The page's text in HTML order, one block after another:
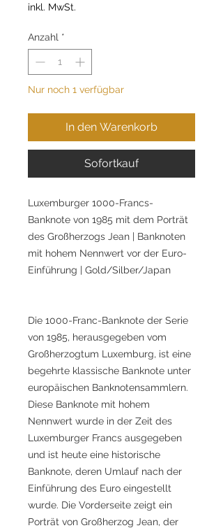
inkl. MwSt.
Anzahl *
Nur noch 1 verfügbar
In den Warenkorb
Sofortkauf
Luxemburger 1000-Francs-
Banknote von 1985 mit dem Porträt
des Großherzogs Jean | Banknoten
mit hohem Nennwert vor der Euro-
Einführung | Gold/Silber/Japan
Die 1000-Franc-Banknote der Serie
von 1985, herausgegeben vom
Großherzogtum Luxemburg, ist eine
begehrte klassische Banknote unter
europäischen Banknotensammlern.
Diese Banknote mit hohem
Nennwert wurde in der Zeit des
Luxemburger Francs ausgegeben
und ist heute eine historische
Banknote, deren Umlauf nach der
Einführung des Euro eingestellt
wurde. Die Vorderseite zeigt ein
Porträt von Großherzog Jean, der